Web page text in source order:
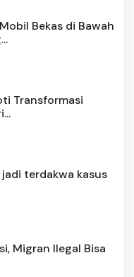
Bekas di Bawah
Transformasi
terdakwa kasus
Migran Ilegal Bisa